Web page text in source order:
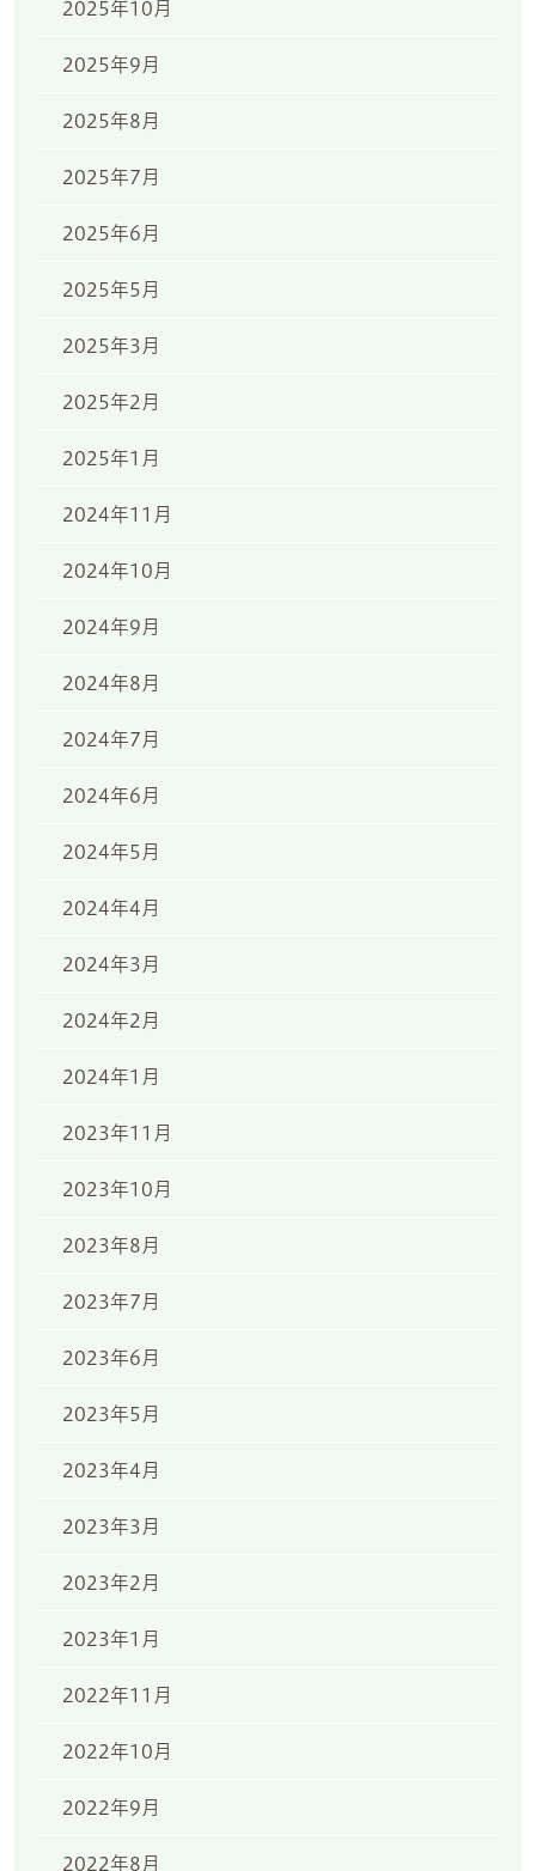
2025年10月
2025年9月
2025年8月
2025年7月
2025年6月
2025年5月
2025年3月
2025年2月
2025年1月
2024年11月
2024年10月
2024年9月
2024年8月
2024年7月
2024年6月
2024年5月
2024年4月
2024年3月
2024年2月
2024年1月
2023年11月
2023年10月
2023年8月
2023年7月
2023年6月
2023年5月
2023年4月
2023年3月
2023年2月
2023年1月
2022年11月
2022年10月
2022年9月
2022年8月